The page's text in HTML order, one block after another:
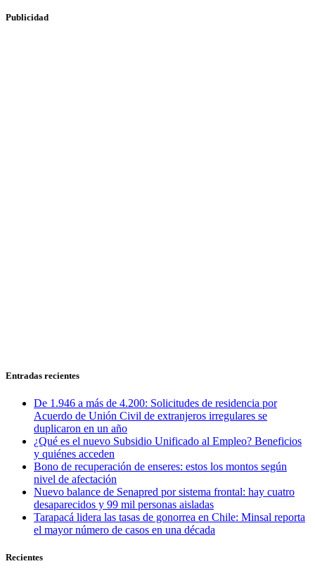
Publicidad
Entradas recientes
De 1.946 a más de 4.200: Solicitudes de residencia por
Acuerdo de Unión Civil de extranjeros irregulares se
duplicaron en un año
¿Qué es el nuevo Subsidio Unificado al Empleo? Beneficios
y quiénes acceden
Bono de recuperación de enseres: estos los montos según
nivel de afectación
Nuevo balance de Senapred por sistema frontal: hay cuatro
desaparecidos y 99 mil personas aisladas
Tarapacá lidera las tasas de gonorrea en Chile: Minsal reporta
el mayor número de casos en una década
Recientes